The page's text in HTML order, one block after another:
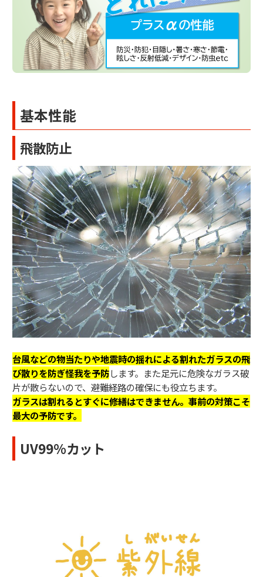
基本性能
飛散防止
台風などの物当たりや地震時の揺れによる割れたガラスの飛
び散りを防ぎ怪我を予防します。また足元に危険なガラス破
片が散らないので、避難経路の確保にも役立ちます。
ガラスは割れるとすぐに修繕はできません。事前の対策こそ
最大の予防です。
UV99％カット